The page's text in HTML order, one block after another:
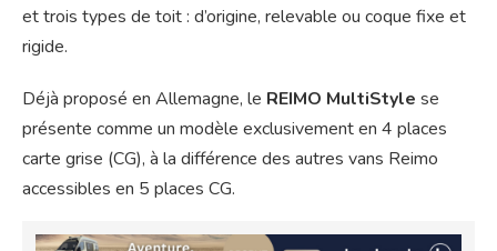
et trois types de toit : d’origine, relevable ou coque fixe et
rigide.
Déjà proposé en Allemagne, le REIMO MultiStyle se
présente comme un modèle exclusivement en 4 places
carte grise (CG), à la différence des autres vans Reimo
accessibles en 5 places CG.